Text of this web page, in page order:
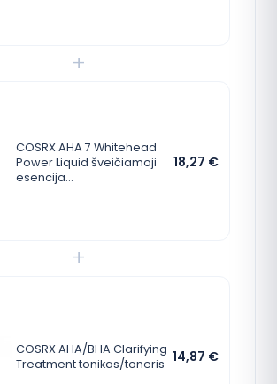
+
COSRX AHA 7 Whitehead
Power Liquid šveičiamoji
esencija…
18,27 €
+
COSRX AHA/BHA Clarifying
Treatment tonikas/toneris 14,87 €